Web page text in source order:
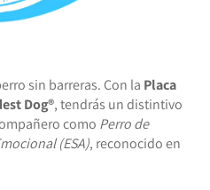
sin barreras. Con la Placa
Dog®️, tendrás un distintivo
como Perro de
(ESA), reconocido en